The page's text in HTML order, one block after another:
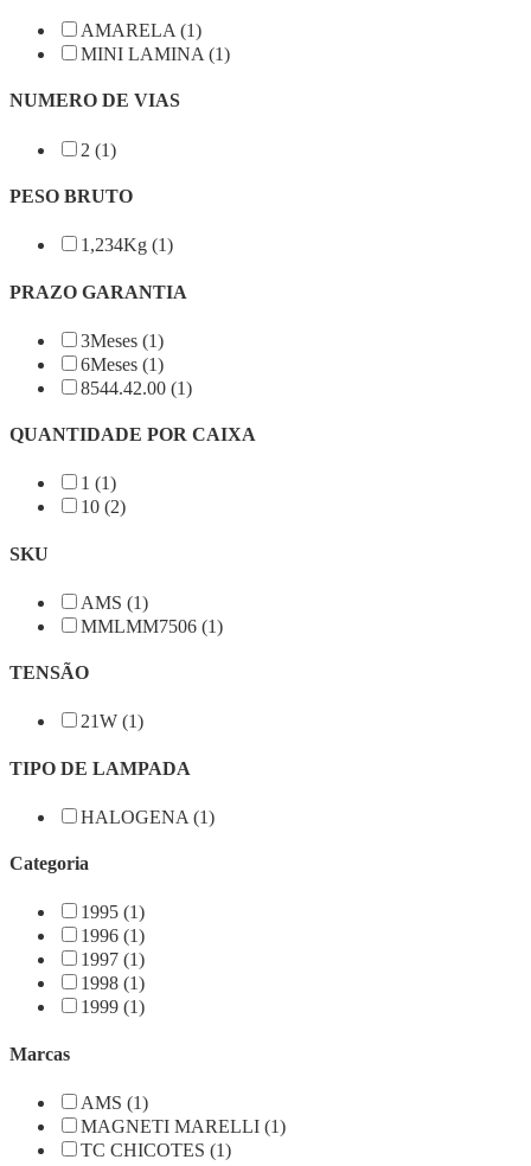
AMARELA (1)
MINI LAMINA (1)
NUMERO DE VIAS
2 (1)
PESO BRUTO
1,234Kg (1)
PRAZO GARANTIA
3Meses (1)
6Meses (1)
8544.42.00 (1)
QUANTIDADE POR CAIXA
1 (1)
10 (2)
SKU
AMS (1)
MMLMM7506 (1)
TENSÃO
21W (1)
TIPO DE LAMPADA
HALOGENA (1)
Categoria
1995 (1)
1996 (1)
1997 (1)
1998 (1)
1999 (1)
Marcas
AMS (1)
MAGNETI MARELLI (1)
TC CHICOTES (1)